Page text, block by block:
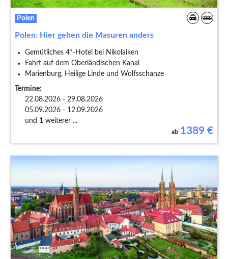
Polen
Polen: Hier gehen die Masuren anders
Gemütliches 4*-Hotel bei Nikolaiken
Fahrt auf dem Oberländischen Kanal
Marienburg, Heilige Linde und Wolfsschanze
Termine:
22.08.2026 - 29.08.2026
05.09.2026 - 12.09.2026
und 1 weiterer ...
ab 1389 €